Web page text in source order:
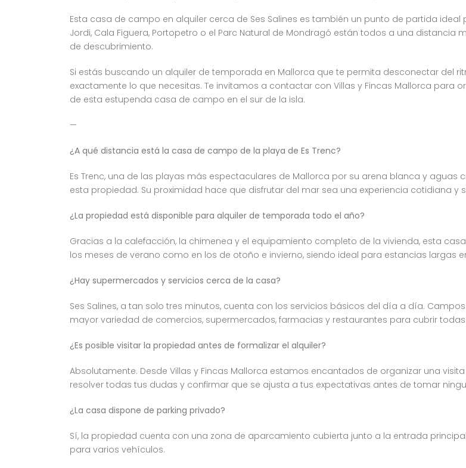
Esta casa de campo en alquiler cerca de Ses Salines es también un punto de partida
Jordi, Cala Figuera, Portopetro o el Parc Natural de Mondragó están todos a una
de descubrimiento.
Si estás buscando un alquiler de temporada en Mallorca que te permita desconectar del
exactamente lo que necesitas. Te invitamos a contactar con Villas y Fincas Mallorca para
de esta estupenda casa de campo en el sur de la isla.
—
¿A qué distancia está la casa de campo de la playa de Es Trenc?
Es Trenc, una de las playas más espectaculares de Mallorca por su arena blanca y
esta propiedad. Su proximidad hace que disfrutar del mar sea una experiencia cotidiana y
¿La propiedad está disponible para alquiler de temporada todo el año?
Gracias a la calefacción, la chimenea y el equipamiento completo de la vivienda, esta
los meses de verano como en los de otoño e invierno, siendo ideal para estancias largas
¿Hay supermercados y servicios cerca de la casa?
Ses Salines, a tan solo tres minutos, cuenta con los servicios básicos del día a día.
mayor variedad de comercios, supermercados, farmacias y restaurantes para cubrir
¿Es posible visitar la propiedad antes de formalizar el alquiler?
Absolutamente. Desde Villas y Fincas Mallorca estamos encantados de organizar una
resolver todas tus dudas y confirmar que se ajusta a tus expectativas antes de tomar
¿La casa dispone de parking privado?
Sí, la propiedad cuenta con una zona de aparcamiento cubierta junto a la entrada
para varios vehículos.